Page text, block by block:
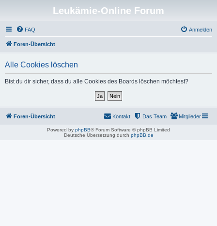
Leukämie-Online Forum
FAQ Anmelden
Foren-Übersicht
Alle Cookies löschen
Bist du dir sicher, dass du alle Cookies des Boards löschen möchtest?
Foren-Übersicht Mitglieder
Das Team
Kontakt
Powered by phpBB® Forum Software © phpBB Limited
Deutsche Übersetzung durch phpBB.de